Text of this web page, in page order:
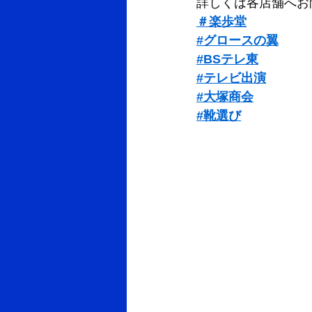
詳しくは各店舗へお
＃楽歩堂
#グロースの翼
#BSテレ東
#テレビ出演
#大塚商会
#靴選び